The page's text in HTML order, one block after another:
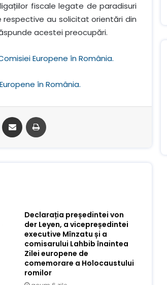
fiscale legate de paradisuri
au solicitat orientări din
acestei preocupări.
Europene în România.
în România.
Mesager Distribuie prin e-mail
Declarația președintei von
der Leyen, a vicepreședintei
executive Mînzatu și a
comisarului Lahbib înaintea
Zilei europene de
comemorare a Holocaustului
romilor